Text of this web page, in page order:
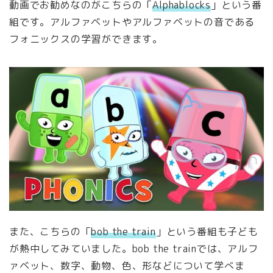
動画でお勧めなのがこちらの「Alphablocks 」という番
組です。アルファベットやアルファベットの音である
フォニックスの学習ができます。
また、こちらの「bob the train」という番組も子ども
が熱中してみていました。bob the trainでは、アルフ
ァベット、数字、動物、色、形などについて学べま